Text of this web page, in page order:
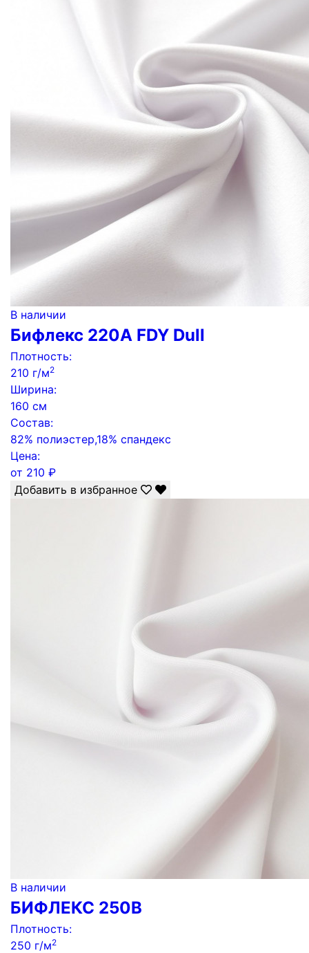
В наличии
Бифлекс 220A FDY Dull
Плотность:
210 г/м2
Ширина:
160 см
Состав:
82% полиэстер,18% спандекс
Цена:
от 210 ₽
Добавить в избранное
В наличии
БИФЛЕКС 250B
Плотность:
250 г/м2